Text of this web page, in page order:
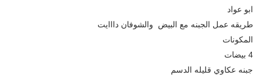
ابو عواد
طريقه عمل الجبنه مع البيض والشوفان دااايت
المكونات
4 بيضات
جبنه عكاوي قليله الدسم